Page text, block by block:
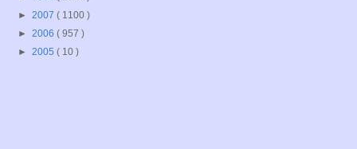
► 2007 ( 1100 )
► 2006 ( 957 )
► 2005 ( 10 )